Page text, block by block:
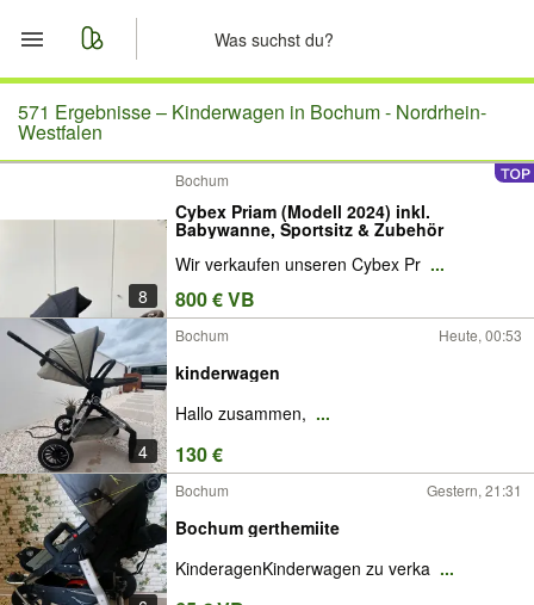
Start
Merkliste
Nachrichten
Anzeige aufgeben
571 Ergebnisse – Kinderwagen in Bochum - Nordrhein-
Westfalen
8
Bochum
Cybex Priam (Modell 2024) inkl.
Babywanne, Sportsitz & Zubehör
Wir verkaufen unseren Cybex Pr ...
800 € VB
4
Bochum Heute, 00:53
kinderwagen
Hallo zusammen, ...
130 €
Bochum Gestern, 21:31
Bochum gerthemiite
KinderagenKinderwagen zu verka ...